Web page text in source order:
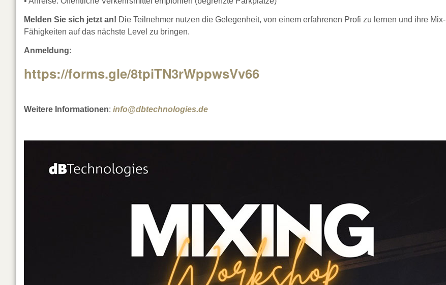
Melden Sie sich jetzt an! Die Teilnehmer nutzen die Gelegenheit, von einem erfahrenen Profi zu lernen und ihre Mix-
Fähigkeiten auf das nächste Level zu bringen.
Anmeldung:
https://forms.gle/8tpiTN3rWppwsVv66
Weitere Informationen: info@dbtechnologies.de